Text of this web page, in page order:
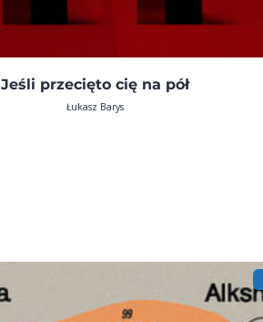
Jeśli przecięto cię na pół
Łukasz Barys